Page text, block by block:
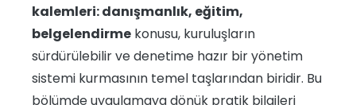
kalemleri: danışmanlık, eğitim,
belgelendirme konusu, kuruluşların
sürdürülebilir ve denetime hazır bir yönetim
sistemi kurmasının temel taşlarından biridir. Bu
bölümde uygulamaya dönük pratik bilgileri